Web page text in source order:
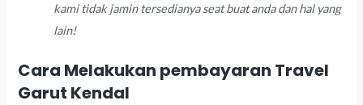
kami tidak jamin tersedianya seat buat anda dan hal yang
lain!
Cara Melakukan pembayaran Travel
Garut Kendal